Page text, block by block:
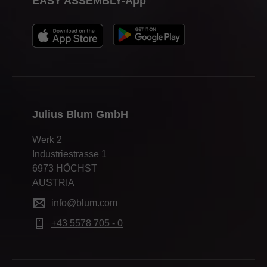
Julius Blum GmbH
Werk 2
Industriestrasse 1
6973 HÖCHST
AUSTRIA
info@blum.com
+43 5578 705 - 0